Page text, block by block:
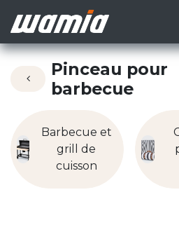
Pinceau pour
barbecue
Barbecue et
grill de
cuisson